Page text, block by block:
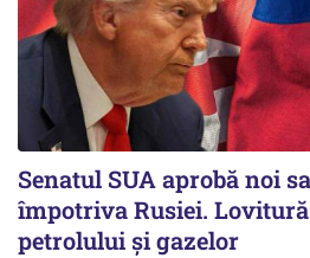
Senatul SUA aprobă noi
împotriva Rusiei.
petrolului și gazelor